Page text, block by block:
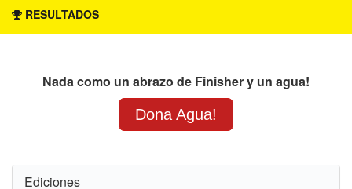
RESULTADOS
Nada como un abrazo de Finisher y un agua!
Dona Agua!
Ediciones